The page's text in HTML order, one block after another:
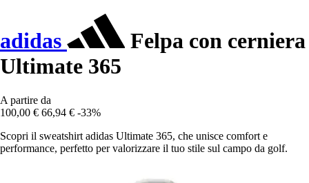
adidas
Felpa con cerniera
Ultimate 365
A partire da
100,00 € 66,94 € -33%
Scopri il sweatshirt adidas Ultimate 365, che unisce comfort e
performance, perfetto per valorizzare il tuo stile sul campo da golf.